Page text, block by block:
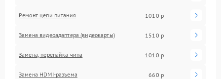
Ремонт цепи питания 1010 р
Замена видеоадаптера (видеокарты) 1510 р
Замена, перепайка чипа 1010 р
Замена HDMI-разъема 660 р